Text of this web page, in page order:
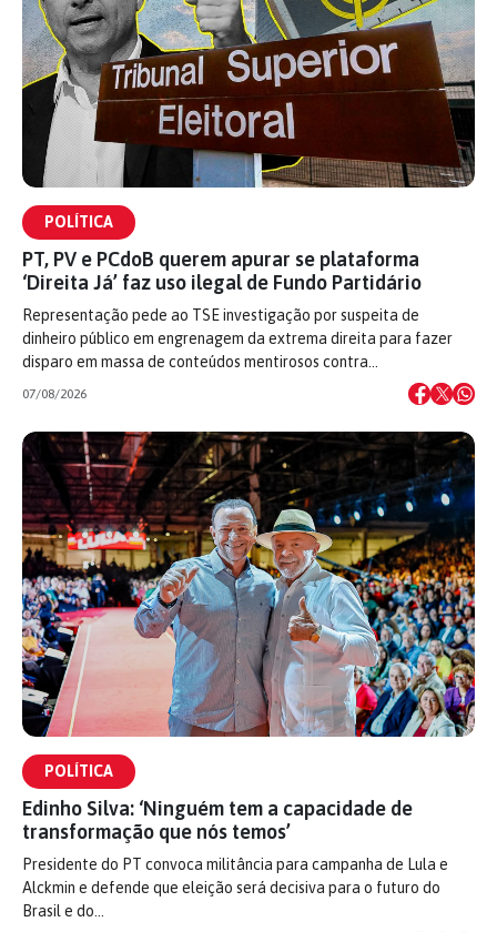
POLÍTICA
PT, PV e PCdoB querem apurar se plataforma
‘Direita Já’ faz uso ilegal de Fundo Partidário
Representação pede ao TSE investigação por suspeita de
dinheiro público em engrenagem da extrema direita para fazer
disparo em massa de conteúdos mentirosos contra…
07/08/2026
POLÍTICA
Edinho Silva: ‘Ninguém tem a capacidade de
transformação que nós temos’
Presidente do PT convoca militância para campanha de Lula e
Alckmin e defende que eleição será decisiva para o futuro do
Brasil e do…